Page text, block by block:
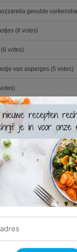
gevulde
(8 votes)
(6 votes)
van asperges (5 votes)
met halloumi en courgette
pladijs met venkel (Colruyt)